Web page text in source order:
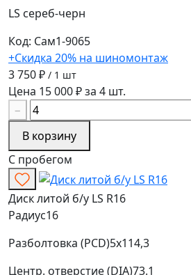
LS сереб-черн
Код: Сам1-9065
+Скидка 20% на шиномонтаж
3 750 ₽ / 1 шт
Цена 15 000 ₽ за 4 шт.
−
В корзину
С пробегом
Диск литой б/у LS R16
Радиус16
Разболтовка (PCD)5x114,3
Центр. отверстие (DIA)73.1